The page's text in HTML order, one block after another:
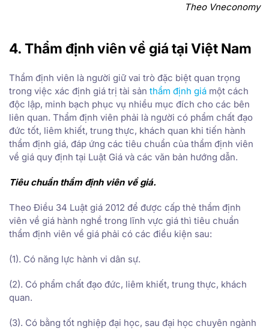
Theo Vneconomy
4. Thẩm định viên về giá tại Việt Nam
Thẩm định viên là người giữ vai trò đặc biệt quan trọng
trong việc xác định giá trị tài sản thẩm định giá một cách
độc lập, minh bạch phục vụ nhiều mục đích cho các bên
liên quan. Thẩm định viên phải là người có phẩm chất đạo
đức tốt, liêm khiết, trung thực, khách quan khi tiến hành
thẩm định giá, đáp ứng các tiêu chuẩn của thẩm định viên
về giá quy định tại Luật Giá và các văn bản hướng dẫn.
Tiêu chuẩn thẩm định viên về giá.
Theo Điều 34 Luật giá 2012 để được cấp thẻ thẩm định
viên về giá hành nghề trong lĩnh vực giá thì tiêu chuẩn
thẩm định viên về giá phải có các điều kiện sau:
(1). Có năng lực hành vi dân sự.
(2). Có phẩm chất đạo đức, liêm khiết, trung thực, khách
quan.
(3). Có bằng tốt nghiệp đại học, sau đại học chuyên ngành